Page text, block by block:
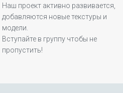
Наш проект активно развивается,
добавляются новые текстуры и
модели.
Вступайте в группу чтобы не
пропустить!